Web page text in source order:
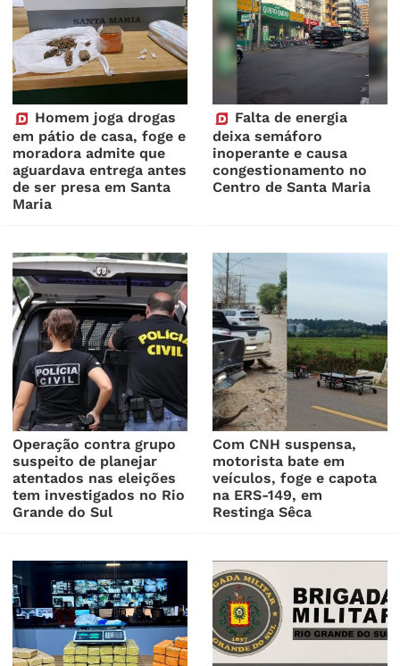
Homem joga drogas
em pátio de casa, foge e
moradora admite que
aguardava entrega antes
de ser presa em Santa
Maria
Falta de energia
deixa semáforo
inoperante e causa
congestionamento no
Centro de Santa Maria
Operação contra grupo
suspeito de planejar
atentados nas eleições
tem investigados no Rio
Grande do Sul
Com CNH suspensa,
motorista bate em
veículos, foge e capota
na ERS-149, em
Restinga Sêca